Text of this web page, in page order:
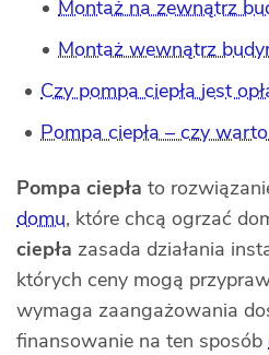
Montaż na zewnątrz
Montaż wewnątrz
Czy pompa ciepła jest
Pompa ciepła – czy
Pompa ciepła to
domu, które chcą ogrzać
ciepła zasada działania
których ceny mogą
wymaga zaangażowania
finansowanie na ten sposób